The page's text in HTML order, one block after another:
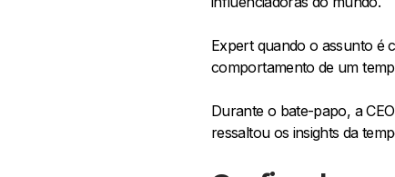
Expert quando o assunto é
comportamento de um
Durante o bate-papo, a
ressaltou os insights da